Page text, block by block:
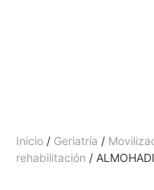
Inicio / Geriatría /
rehabilitación /